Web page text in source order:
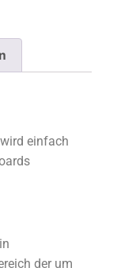
einfach
der um